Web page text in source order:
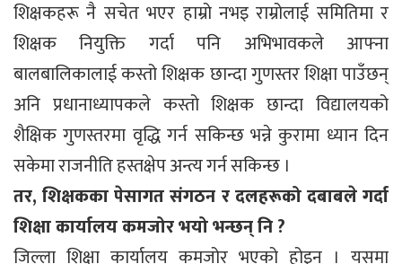
शिक्षकहरू नै सचेत भएर हाम्रो नभइ राम्रोलाई समितिमा र
शिक्षक नियुक्ति गर्दा पनि अभिभावकले आफ्ना
बालबालिकालाई कस्तो शिक्षक छान्दा गुणस्तर शिक्षा पाउँछन्
अनि प्रधानाध्यापकले कस्तो शिक्षक छान्दा विद्यालयको
शैक्षिक गुणस्तरमा वृद्धि गर्न सकिन्छ भन्ने कुरामा ध्यान दिन
सकेमा राजनीति हस्तक्षेप अन्त्य गर्न सकिन्छ ।
तर, शिक्षकका पेसागत संगठन र दलहरूको दबाबले गर्दा
शिक्षा कार्यालय कमजोर भयो भन्छन् नि ?